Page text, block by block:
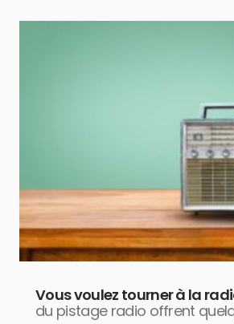
Vous voulez tourner à la
du pistage radio offrent